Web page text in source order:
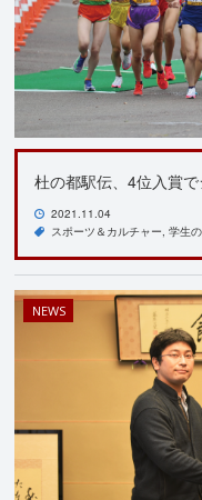
杜の都駅伝、4位入賞
2021.11.04
スポーツ＆カルチャー 学生
NEWS